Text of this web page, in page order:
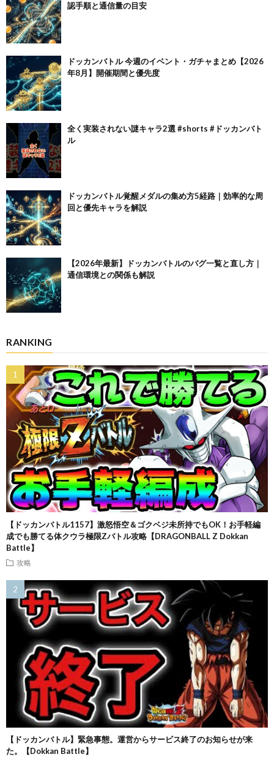
認手順と通信量の目安
ドッカンバトル 今週のイベント・ガチャまとめ【2026
年8月】開催期間と優先度
全く実装されない謎キャラ2選 #shorts #ドッカンバト
ル
ドッカンバトル覚醒メダルの集め方5経路｜効率的な周
回と優先キャラを解説
【2026年最新】ドッカンバトルのバグ一覧と直し方｜
通信環境との関係も解説
RANKING
【ドッカンバトル1157】激怒悟空＆ゴクベジ未所持でもOK！お手軽編
成でも勝てる体クウラ極限Zバトル攻略【DRAGONBALL Z Dokkan
Battle】
攻略
【ドッカンバトル】緊急事態。運営からサービス終了のお知らせが来
た。【Dokkan Battle】